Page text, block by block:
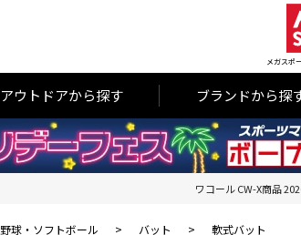
メガスポ
アウトドアから探す ブランドから探
ワコール CW-X商品
野球・ソフトボール > バット > 軟式バット